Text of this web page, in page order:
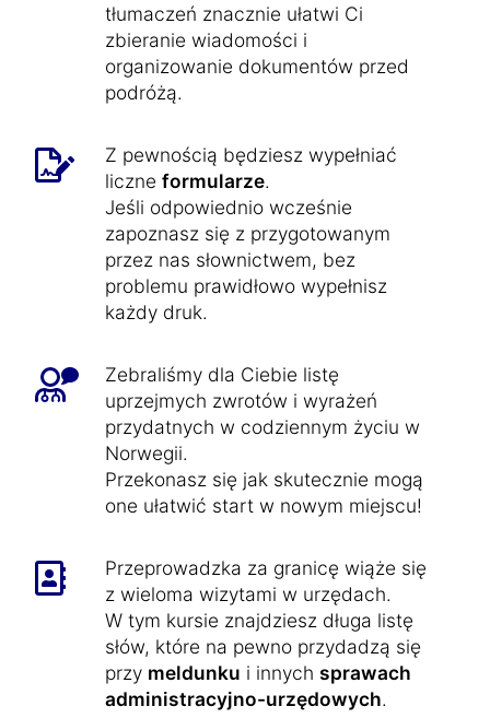
tłumaczeń znacznie ułatwi Ci
zbieranie wiadomości i
organizowanie dokumentów przed
podróżą.
Z pewnością będziesz wypełniać
liczne formularze.
Jeśli odpowiednio wcześnie
zapoznasz się z przygotowanym
przez nas słownictwem, bez
problemu prawidłowo wypełnisz
każdy druk.
Zebraliśmy dla Ciebie listę
uprzejmych zwrotów i wyrażeń
przydatnych w codziennym życiu w
Norwegii.
Przekonasz się jak skutecznie mogą
one ułatwić start w nowym miejscu!
Przeprowadzka za granicę wiąże się
z wieloma wizytami w urzędach.
W tym kursie znajdziesz długa listę
słów, które na pewno przydadzą się
przy meldunku i innych sprawach
administracyjno-urzędowych.